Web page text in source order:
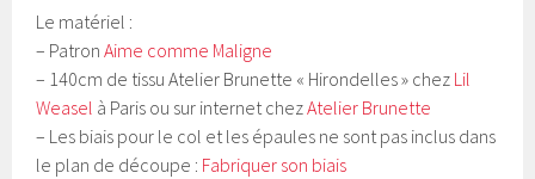
Le matériel :
– PatronAime comme Maligne
– 140cm de tissu Atelier Brunette « Hirondelles » chez Lil
Weasel à Paris ou sur internet chezAtelier Brunette
– Les biais pour le col et les épaules ne sont pas inclus dans
le plan de découpe : Fabriquer son biais